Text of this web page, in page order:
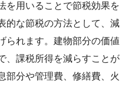
用いることで節税効果を
的な節税の方法として、減
られます。建物部分の価値
、課税所得を減らすことが
部分や管理費、修繕費、火